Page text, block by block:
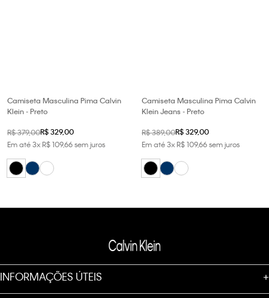
Camiseta Masculina Pima Calvin
Klein - Preto
R$379,00R$329,00
Em até3xR$109,66sem juros
Camiseta Masculina Pima Calvin
Klein Jeans - Preto
R$389,00R$329,00
Em até3xR$109,66sem juros
INFORMAÇÕES ÚTEIS +